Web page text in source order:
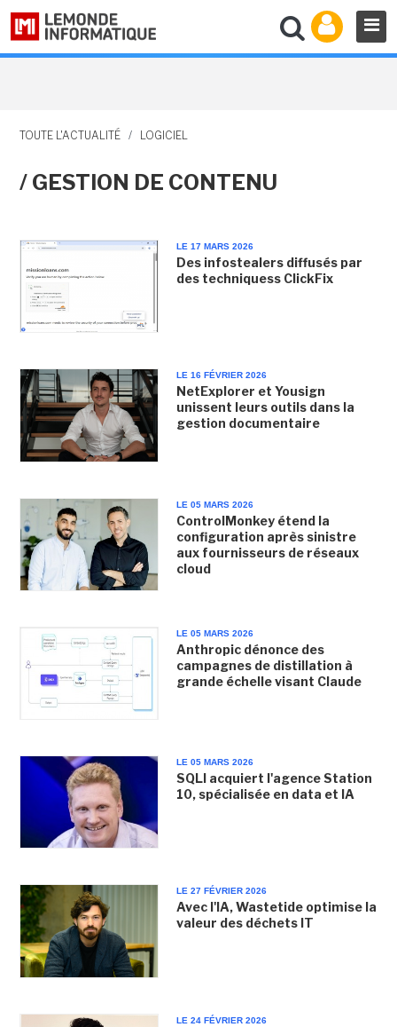
TOUTE L'ACTUALITÉ / LOGICIEL
/ GESTION DE CONTENU
LE 17 MARS 2026
Des infostealers diffusés par
des techniquess ClickFix
LE 16 FÉVRIER 2026
NetExplorer et Yousign
unissent leurs outils dans la
gestion documentaire
LE 05 MARS 2026
ControlMonkey étend la
configuration après sinistre
aux fournisseurs de réseaux
cloud
LE 05 MARS 2026
Anthropic dénonce des
campagnes de distillation à
grande échelle visant Claude
LE 05 MARS 2026
SQLI acquiert l'agence Station
10, spécialisée en data et IA
LE 27 FÉVRIER 2026
Avec l'IA, Wastetide optimise la
valeur des déchets IT
LE 24 FÉVRIER 2026